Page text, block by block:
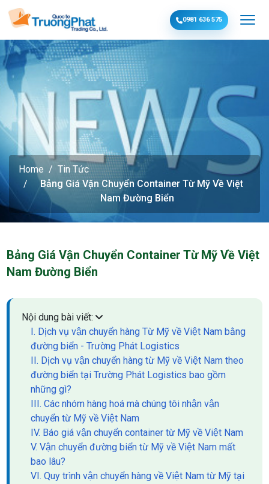
0981 636 575
Home
Tin Tức
Bảng Giá Vận Chuyển Container Từ Mỹ Về Việt
Nam Đường Biển
Bảng Giá Vận Chuyển Container Từ Mỹ Về Việt
Nam Đường Biển
Nội dung bài viết:
I. Dịch vụ vận chuyển hàng Từ Mỹ về Việt Nam bằng
đường biển - Trường Phát Logistics
II. Dịch vụ vận chuyển hàng từ Mỹ về Việt Nam theo
đường biển tại Trường Phát Logistics bao gồm
những gì?
III. Các nhóm hàng hoá mà chúng tôi nhận vận
chuyển từ Mỹ về Việt Nam
IV. Báo giá vận chuyển container từ Mỹ về Việt Nam
V. Vận chuyển đường biển từ Mỹ về Việt Nam mất
bao lâu?
VI. Quy trình vận chuyển hàng về Việt Nam từ Mỹ tại